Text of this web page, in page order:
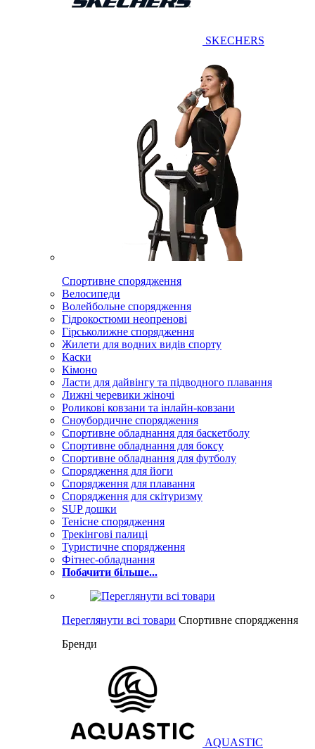
SKECHERS
Спортивне спорядження
Велосипеди
Волейбольне спорядження
Гідрокостюми неопренові
Гірськолижне спорядження
Жилети для водних видів спорту
Каски
Кімоно
Ласти для дайвінгу та підводного плавання
Лижні черевики жіночі
Роликові ковзани та інлайн-ковзани
Сноубордичне спорядження
Спортивне обладнання для баскетболу
Спортивне обладнання для боксу
Спортивне обладнання для футболу
Спорядження для йоги
Спорядження для плавання
Спорядження для скітуризму
SUP дошки
Тенісне спорядження
Трекінгові палиці
Туристичне спорядження
Фітнес-обладнання
Побачити більше...
Переглянути всі товари Спортивне спорядження
Бренди
AQUASTIC